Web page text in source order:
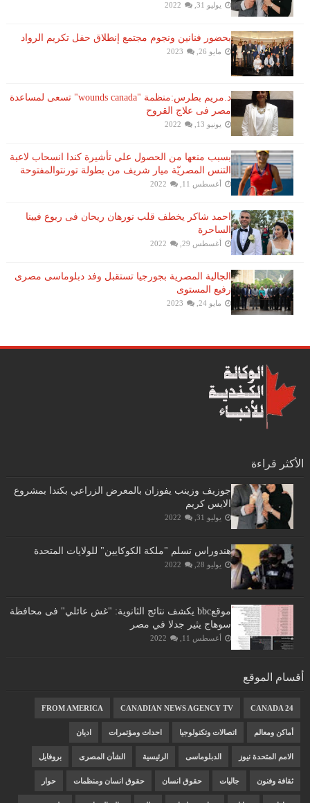
يوليو 31, 2022
بحضور فنانين ونجوم مجتمع إنطلاق حفل تكريم الرواد
مايو 26, 2023
د.مريم بطرس:منظمة "wounds canada" تسعى لمساعدة
مصر فى علاج القروح
يونيو 13, 2022
بسبب منعها من الحصول على تأشيرة كندا انسحاب لاعبة ​
التنس​ المصريّة ​ميار شريف​ من بطولة ​تورنتو​المفتوحة
أغسطس 11, 2022
احمد شاكر يخطف قلب نورهان ريحان فى ربوع فيينا
الساحرة
أغسطس 29, 2022
الجالية المصرية بجورجيا تستقبل وفد دبلوماسى مصرى
رفيع المستوى
مايو 24, 2023
الأكثر قراءة
جوزيف وزينب يفوزان بالمعرض الزراعي بكندا بمشروع
الايس كريم
يوليو 31, 2022
هندوراس تسلم "ملكة الكوكايين" للولايات المتحدة
يوليو 28, 2022
موقعbbc يكشف نتائج الثانوية: "غش عائلي" فى محافظة
سوهاج يثير جدلا في مصر
أغسطس 11, 2022
أقسام الموقع
CANADA 24
CANADIAN NEWS AGENCY TV
FROM AMERICA
أماكن ومعالم اتصالات وتكنولوجيا احداث ومؤتمرات اديان
الامم المتحدة نيوز الدبلوماسى الرئيسية الشأن المصرى بروفايل
ثقافة وفنون جاليات حقوق انسان حقوق انسان ومنظمات حوار